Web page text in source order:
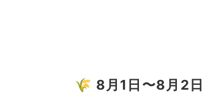
🌾 8月1日〜8月2日